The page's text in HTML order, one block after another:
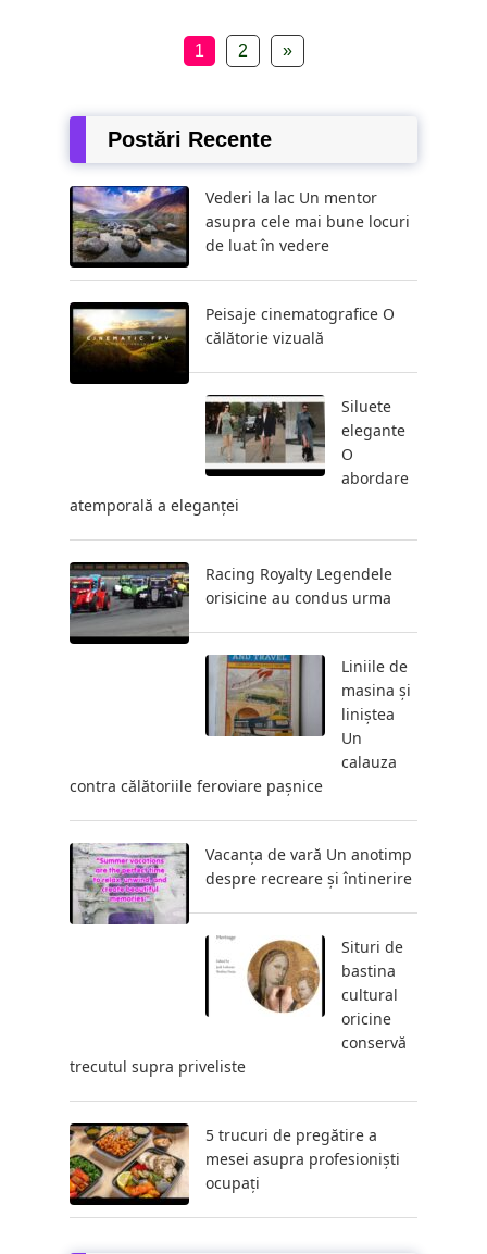
1 2 »
Postări Recente
Vederi la lac Un mentor
asupra cele mai bune locuri
de luat în vedere
Peisaje cinematografice O
călătorie vizuală
Siluete
elegante
O
abordare
atemporală a eleganței
Racing Royalty Legendele
orisicine au condus urma
Liniile de
masina și
liniștea
Un
calauza
contra călătoriile feroviare pașnice
Vacanța de vară Un anotimp
despre recreare și întinerire
Situri de
bastina
cultural
oricine
conservă
trecutul supra priveliste
5 trucuri de pregătire a
mesei asupra profesioniști
ocupați